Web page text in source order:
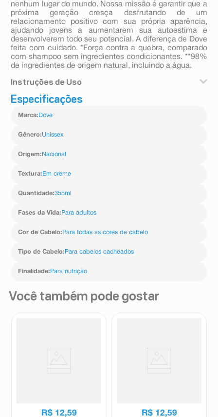
nenhum lugar do mundo. Nossa missão é garantir que a
próxima geração cresça desfrutando de um
relacionamento positivo com sua própria aparência,
ajudando jovens a aumentarem sua autoestima e
desenvolverem todo seu potencial. A diferença de Dove
feita com cuidado. *Força contra a quebra, comparado
com shampoo sem ingredientes condicionantes. **98%
de ingredientes de origem natural, incluindo a água.
Instruções de Uso
Para deixar seus cabelos bem nutridos e definidos,
e penteie. Sem enxágue. Produto para uso diário. Use
potencializar a textura dos seus cabelos.
Especificações
Marca: Dove
Gênero:Unissex
Origem: Nacional
Textura: Em creme
Quantidade:355ml
Fases da Vida: Para adultos
Cor de Cabelo: Para todas as cores de cabelo
Tipo de Cabelo: Para cabelos cacheados
Finalidade: Para nutrição
Você também pode gostar
R$ 12,59 R$ 12,59